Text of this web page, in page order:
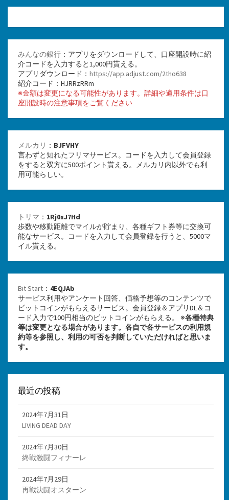
みんなの銀行 ：アプリをダウンロードして、口座開設時に紹
介コードを入力すると1,000円貰える。
アプリダウンロード： https://app.adjust.com/2tho638
紹介コード：HJRRzRRm
※金額は変更になる可能性があります。詳細や適用条件は口
座開設時の注意事項をご覧ください
メルカリ ： BJFVHY
言わずと知れたフリマサービス。コードを入力して会員登録
をすると双方に500ポイント貰える。メルカリ内以外でも利
用可能らしい。
トリマ ： 1Rj0sJ7Hd
歩数や移動距離でマイルが貯まり、各種ギフト券等に交換可
能なサービス。コードを入力して会員登録を行うと、5000マ
イル貰える。
Bit Start ： 4EQJAb
サービス利用やアンケート回答、価格予想等のコンテンツで
ビットコインがもらえるサービス。会員登録＆アプリDL＆コ
ード入力で100円相当のビットコインがもらえる。 ※各種特典
等は変更となる場合があります。各自で各サービスの利用規
約等を参照し、利用の可否を判断していただければと思いま
す。
最近の投稿
2024年7月31日
LIVING DEAD DAY
2024年7月30日
終戦激闘フィナーレ
2024年7月29日
再戦決闘オスターン